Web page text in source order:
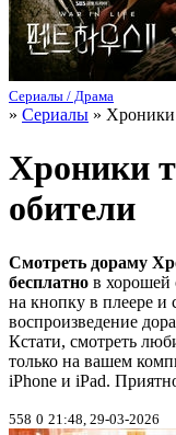
Сериалы / Драма
» Сериалы » Хроники
Хроники
обители
Смотреть дораму
бесплатно в хорошей
на кнопку в плеере и
воспроизведение
Кстати, смотреть
только на вашем
iPhone и iPad.
558 0 21:48, 29-03-2026